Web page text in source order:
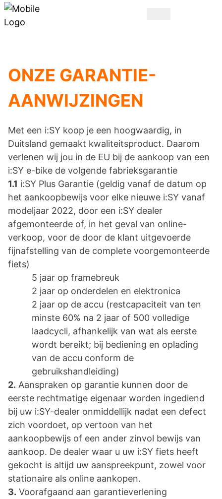
ONZE GARANTIE-
AANWIJZINGEN
Met een i:SY koop je een hoogwaardig, in
Duitsland gemaakt kwaliteitsproduct. Daarom
verlenen wij jou in de EU bij de aankoop van een
i:SY e-bike de volgende fabrieksgarantie
1.1 i:SY Plus Garantie (geldig vanaf de datum op
het aankoopbewijs voor elke nieuwe i:SY vanaf
modeljaar 2022, door een i:SY dealer
afgemonteerde of, in het geval van online-
verkoop, voor de door de klant uitgevoerde
fijnafstelling van de complete voorgemonteerde
fiets)
5 jaar op framebreuk
2 jaar op onderdelen en elektronica
2 jaar op de accu (restcapaciteit van ten
minste 60% na 2 jaar of 500 volledige
laadcycli, afhankelijk van wat als eerste
wordt bereikt; bij bediening en oplading
van de accu conform de
gebruikshandleiding)
2. Aanspraken op garantie kunnen door de
eerste rechtmatige eigenaar worden ingediend
bij uw i:SY-dealer onmiddellijk nadat een defect
zich voordoet, op vertoon van het
aankoopbewijs of een ander zinvol bewijs van
aankoop. De dealer waar u uw i:SY fiets heeft
gekocht is altijd uw aanspreekpunt, zowel voor
stationaire als online aankopen.
3. Voorafgaand aan garantieverlening